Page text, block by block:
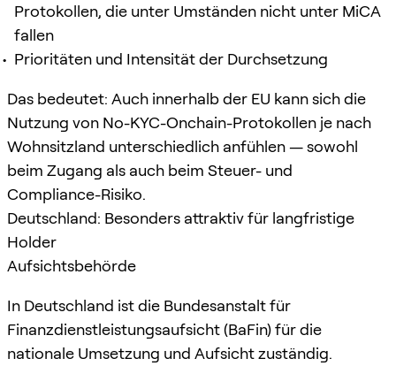
Protokollen, die unter Umständen nicht unter MiCA
fallen
Prioritäten und Intensität der Durchsetzung
Das bedeutet: Auch innerhalb der EU kann sich die
Nutzung von No-KYC-Onchain-Protokollen je nach
Wohnsitzland unterschiedlich anfühlen — sowohl
beim Zugang als auch beim Steuer- und
Compliance-Risiko.
Deutschland: Besonders attraktiv für langfristige
Holder
Aufsichtsbehörde
In Deutschland ist die Bundesanstalt für
Finanzdienstleistungsaufsicht (BaFin) für die
nationale Umsetzung und Aufsicht zuständig.